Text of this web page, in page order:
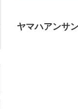
ヤマハアンサ